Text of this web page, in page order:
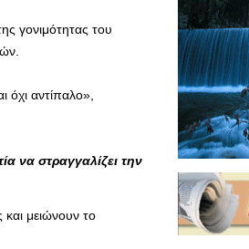
γονιμότητας του
όχι αντίπαλο»,
να στραγγαλίζει την
και μειώνουν το